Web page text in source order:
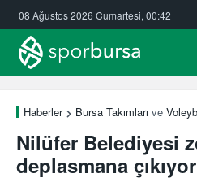
08 Ağustos 2026 Cumartesi, 00:42
Haberler Bursa Takımları ve
Nilüfer Belediyesi
deplasmana çıkıyor